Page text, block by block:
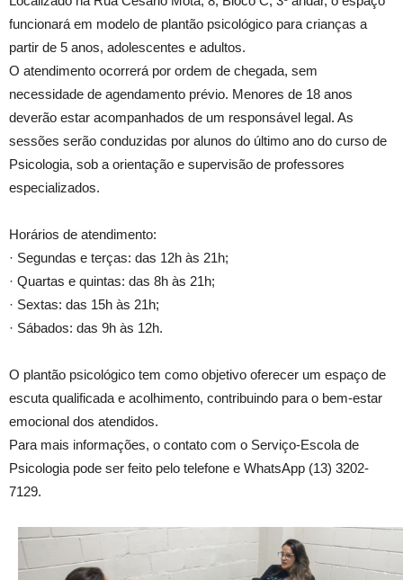
funcionará em modelo de plantão psicológico para crianças a
partir de 5 anos, adolescentes e adultos.
O atendimento ocorrerá por ordem de chegada, sem
necessidade de agendamento prévio. Menores de 18 anos
deverão estar acompanhados de um responsável legal. As
sessões serão conduzidas por alunos do último ano do curso de
Psicologia, sob a orientação e supervisão de professores
especializados.
Horários de atendimento:
· Segundas e terças: das 12h às 21h;
· Quartas e quintas: das 8h às 21h;
· Sextas: das 15h às 21h;
· Sábados: das 9h às 12h.
O plantão psicológico tem como objetivo oferecer um espaço de
escuta qualificada e acolhimento, contribuindo para o bem-estar
emocional dos atendidos.
Para mais informações, o contato com o Serviço-Escola de
Psicologia pode ser feito pelo telefone e WhatsApp (13) 3202-
7129.